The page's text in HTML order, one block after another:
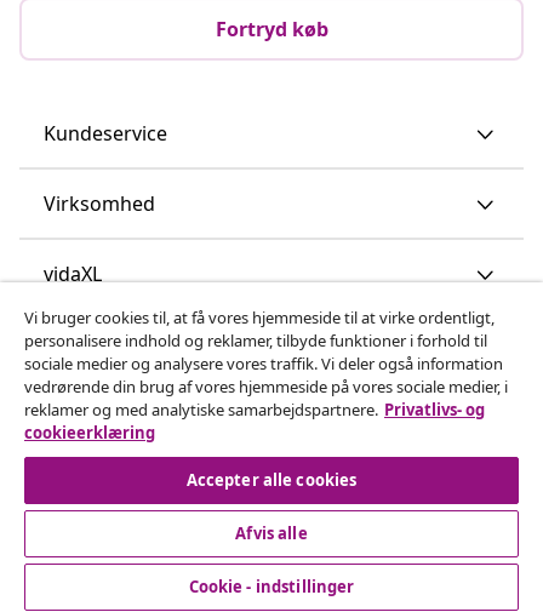
Fortryd køb
Kundeservice
Virksomhed
vidaXL
Opdag mere
© 2008-2026 www.vidaxl.dk er et website under vidaXL
Marketplace Europe B.V.
Vi bruger cookies til, at få vores hjemmeside til at virke ordentligt,
personalisere indhold og reklamer, tilbyde funktioner i forhold til
sociale medier og analysere vores traffik. Vi deler også information
vedrørende din brug af vores hjemmeside på vores sociale medier, i
reklamer og med analytiske samarbejdspartnere. Privatlivs- og
cookieerklæring
Accepter alle cookies
Afvis alle
Cookie - indstillinger